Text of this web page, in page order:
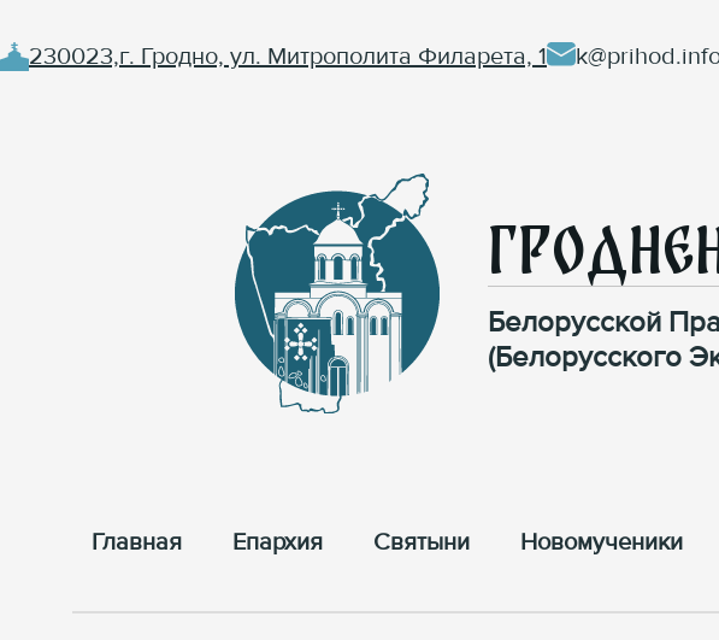
230023,г. Гродно, ул. Митрополита Филарета, 1
Белорусской
(Белорусского
Главная Епархия Cвятыни Новомученики